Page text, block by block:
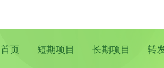
首页 短期项目 长期项目 转